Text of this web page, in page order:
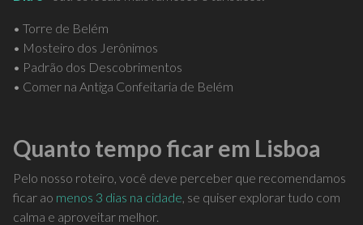
• Torre de Belém
• Mosteiro dos Jerônimos
• Padrão dos Descobrimentos
• Comer na Antiga Confeitaria de Belém
Quanto tempo ficar em Lisboa
Pelo nosso roteiro, você deve perceber que recomendamos
ficar ao menos 3 dias na cidade, se quiser explorar tudo com
calma e aproveitar melhor.